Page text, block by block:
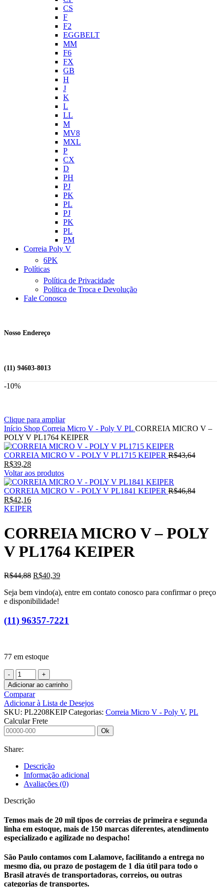
CS
F
F2
EGGBELT
MM
F6
FX
GB
H
J
K
L
LL
M
MV8
MXL
P
CX
D
PH
PJ
PK
PL
PJ
PK
PL
PM
Correia Poly V
6PK
Políticas
Política de Privacidade
Política de Troca e Devolução
Fale Conosco
Nosso Endereço
(11) 94603-8013
-10%
Clique para ampliar
Início Shop Correia Micro V - Poly V PL CORREIA MICRO V –
POLY V PL1764 KEIPER
CORREIA MICRO V - POLY V PL1715 KEIPER R$43,64O
R$39,28O
preço
atual
é:
R$39,28.
Voltar aos produtos
CORREIA MICRO V - POLY V PL1841 KEIPER R$46,84O
R$42,16O
preço
é:
R$42,16.
KEIPER
CORREIA MICRO V – POLY
V PL1764 KEIPER
R$44,88 O
original
era:
R$40,39O
atual
Seja bem vindo(a), entre em contato conosco para confirmar o preço
e disponibilidade!
(11) 96357-7221
77 em estoque
CORREIA
MICRO
V
-
POLY
V
PL1764
KEIPER
Adicionar ao carrinho
Comparar
Adicionar à Lista de Desejos
SKU: PL2208KEIPCategorias: Correia Micro V - Poly V, PL
Calcular Frete
Ok
Share:
Descrição
Informação adicional
Avaliações (0)
Descrição
Temos mais de 20 mil tipos de correias de primeira e segunda
linha em estoque, mais de 150 marcas diferentes, atendimento
especializado e agilizade no despacho!
São Paulo contamos com Lalamove, facilitando a entrega no
mesmo dia, ou prazo de postagem de 1 dia útil para todo o
Brasil através de transportadoras, correios, ou outras
categorias de transportes.